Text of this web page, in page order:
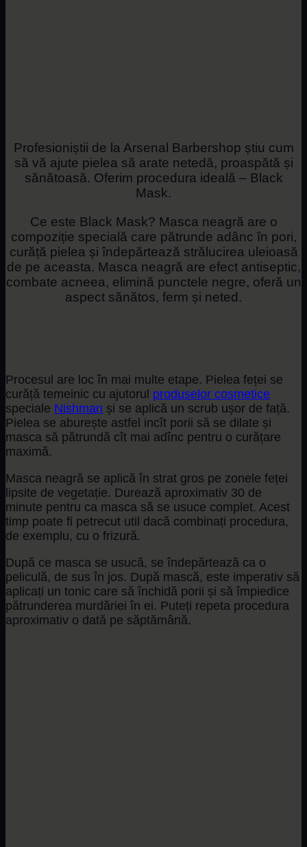
Profesioniștii de la Arsenal Barbershop știu cum
să vă ajute pielea să arate netedă, proaspătă și
sănătoasă. Oferim procedura ideală – Black
Mask.
Ce este Black Mask? Masca neagră are o
compoziție specială care pătrunde adânc în pori,
curăță pielea și îndepărtează strălucirea uleioasă
de pe aceasta. Masca neagră are efect antiseptic,
combate acneea, elimină punctele negre, oferă un
aspect sănătos, ferm și neted.
Procesul are loc în mai multe etape. Pielea feței se
curăță temeinic cu ajutorul produselor cosmetice
speciale Nishman și se aplică un scrub ușor de față.
Pielea se aburește astfel incît porii să se dilate și
masca să pătrundă cît mai adînc pentru o curățare
maximă.
Masca neagră se aplică în strat gros pe zonele feței
lipsite de vegetație. Durează aproximativ 30 de
minute pentru ca masca să se usuce complet. Acest
timp poate fi petrecut util dacă combinați procedura,
de exemplu, cu o frizură.
După ce masca se usucă, se îndepărtează ca o
peliculă, de sus în jos. După mască, este imperativ să
aplicați un tonic care să închidă porii și să împiedice
pătrunderea murdăriei în ei. Puteți repeta procedura
aproximativ o dată pe săptămână.